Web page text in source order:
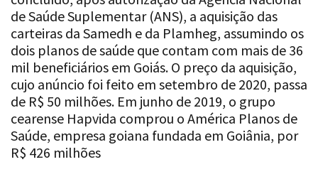
de Saúde Suplementar (ANS), a aquisição das
carteiras da Samedh e da Plamheg, assumindo os
dois planos de saúde que contam com mais de 36
mil beneficiários em Goiás. O preço da aquisição,
cujo anúncio foi feito em setembro de 2020, passa
de R$ 50 milhões. Em junho de 2019, o grupo
cearense Hapvida comprou o América Planos de
Saúde, empresa goiana fundada em Goiânia, por
R$ 426 milhões